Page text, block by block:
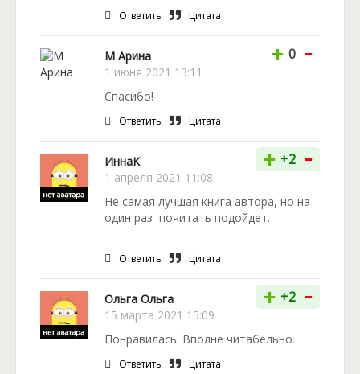
Ответить Цитата
М Арина
1 июня 2021 13:11
+ 0 -
Спасибо!
Ответить Цитата
ИннаК
1 апреля 2021 11:08
+ +2 -
Не самая лучшая книга автора, но на
один раз почитать подойдет.
Ответить Цитата
Ольга Ольга
15 марта 2021 15:09
+ +2 -
Понравилась. Вполне читабельно.
Ответить Цитата